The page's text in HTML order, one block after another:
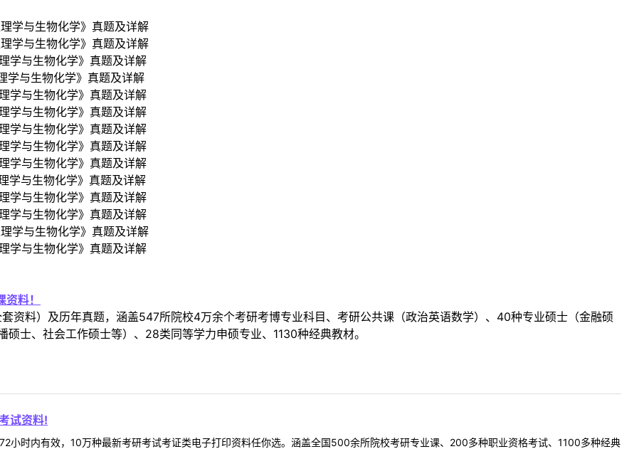
学与生物化学》真题及详解
学与生物化学》真题及详解
学与生物化学》真题及详解
学与生物化学》真题及详解
学与生物化学》真题及详解
学与生物化学》真题及详解
学与生物化学》真题及详解
学与生物化学》真题及详解
学与生物化学》真题及详解
学与生物化学》真题及详解
学与生物化学》真题及详解
学与生物化学》真题及详解
学与生物化学》真题及详解
学与生物化学》真题及详解
料！
资料）及历年真题，涵盖547所院校4万余个考研考博专业科目、考研公共课（政治英语数学）、40种专业硕士（金融硕
士、社会工作硕士等）、28类同等学力申硕专业、1130种经典教材。
试资料!
小时内有效，10万种最新考研考试考证类电子打印资料任你选。涵盖全国500余所院校考研专业课、200多种职业资格考试、1100多种经典